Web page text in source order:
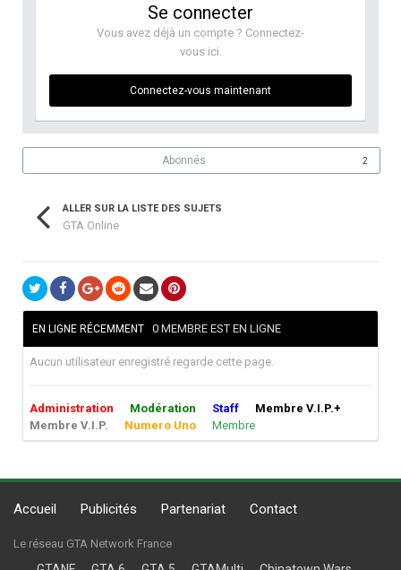
Se connecter
Vous avez déjà un compte ? Connectez-
vous ici.
Connectez-vous maintenant
Abonnés 2
ALLER SUR LA LISTE DES SUJETS
GTA Online
EN LIGNE RÉCEMMENT 0 MEMBRE EST EN LIGNE
Aucun utilisateur enregistré regarde cette page.
Administration Modération Staff
Membre V.I.P.+
Membre V.I.P.
Numero Uno Membre
Accueil Publicités Partenariat Contact
Le réseau GTA Network France